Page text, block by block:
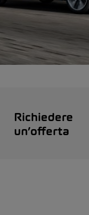
Richiedere
un’offerta